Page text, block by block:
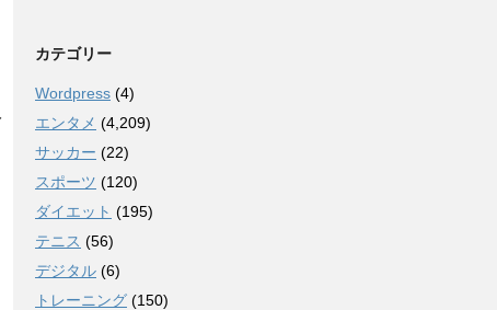
カテゴリー
Wordpress (4)
エンタメ (4,209)
サッカー (22)
スポーツ (120)
ダイエット (195)
テニス (56)
デジタル (6)
トレーニング (150)